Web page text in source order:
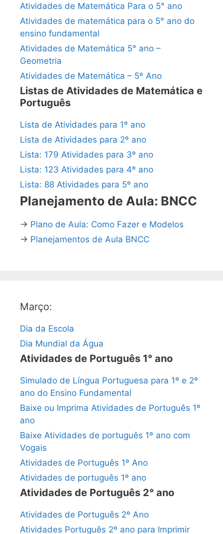
Atividades de Matemática Para o 5° ano
Atividades de matemática para o 5° ano do
ensino fundamental
Atividades de Matemática 5° ano –
Geometria
Atividades de Matemática – 5º Ano
Listas de Atividades de Matemática e
Português
Lista de Atividades para 1º ano
Lista de Atividades para 2º ano
Lista: 179 Atividades para 3º ano
Lista: 123 Atividades para 4º ano
Lista: 88 Atividades para 5º ano
Planejamento de Aula: BNCC
→ Plano de Aula: Como Fazer e Modelos
→ Planejamentos de Aula BNCC
Março:
Dia da Escola
Dia Mundial da Água
Atividades de Português 1° ano
Simulado de Língua Portuguesa para 1º e 2º
ano do Ensino Fundamental
Baixe ou Imprima Atividades de Português 1º
ano
Baixe Atividades de português 1º ano com
Vogais
Atividades de Português 1º Ano
Atividades de português 1º ano
Atividades de Português 2° ano
Atividades de Português 2º Ano
Atividades Português 2º ano para Imprimir